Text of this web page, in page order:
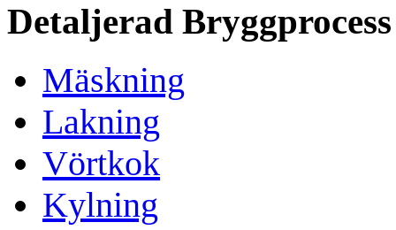
Detaljerad Bryggprocess
Mäskning
Lakning
Vörtkok
Kylning